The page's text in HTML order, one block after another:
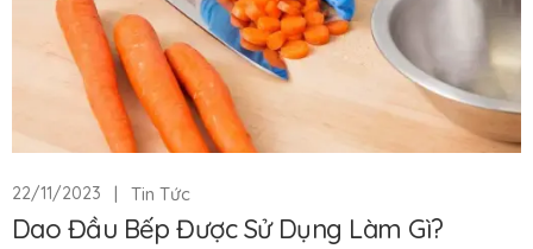
22/11/2023 | Tin Tức
Dao Đầu Bếp Được Sử Dụng Làm Gì?